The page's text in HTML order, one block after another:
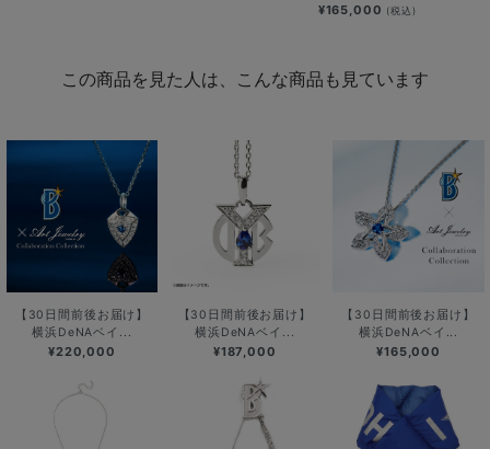
¥165,000 (税込)
この商品を見た人は、こんな商品も見ています
【30日間前後お届け】
横浜DeNAベイ...
¥220,000
【30日間前後お届け】
横浜DeNAベイ...
¥187,000
【30日間前後お届け】
横浜DeNAベイ...
¥165,000